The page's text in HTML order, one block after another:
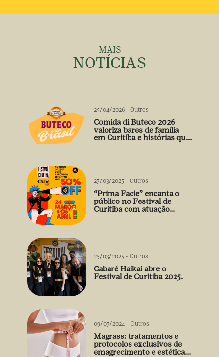
MAIS
NOTÍCIAS
25/04/2026 - Outros
Comida di Buteco 2026
valoriza bares de família
em Curitiba e histórias que
27/03/2025 - Outros
“Prima Facie” encanta o
público no Festival de
Curitiba com atuação
25/03/2025 - Outros
Cabaré Haikai abre o
Festival de Curitiba 2025.
09/07/2024 - Outros
Magrass: tratamentos e
protocolos exclusivos de
emagrecimento e estética